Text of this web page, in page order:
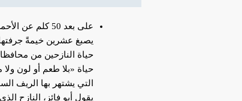
على بعد 50
يصبغ عشرين خيمةً
حياة النازحين من
حياة «بلا طعم أو لون
التي يشتهر بها الريف
يقول أبو فائز، النازح